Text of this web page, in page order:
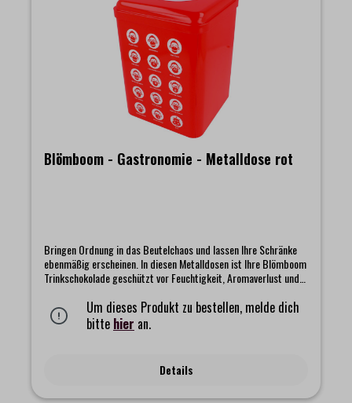
Blömboom - Gastronomie - Metalldose rot
Bringen Ordnung in das Beutelchaos und lassen Ihre Schränke
ebenmäßig erscheinen. In diesen Metalldosen ist Ihre Blömboom
Trinkschokolade geschützt vor Feuchtigkeit, Aromaverlust und
die großen Food Service-Dosen. In den Farben weiß und rot
verfügbar.Fassungsvermögen: 1 kg.
Um dieses Produkt zu bestellen, melde dich
bitte hier an.
Details